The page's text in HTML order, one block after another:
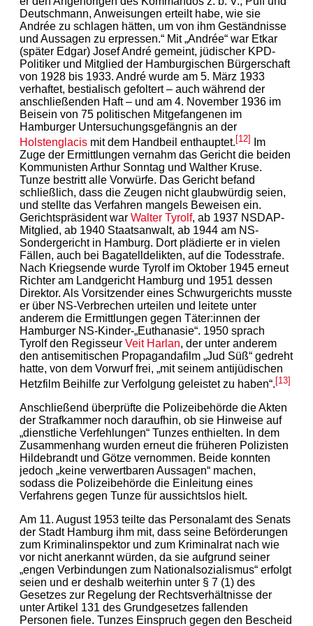
Deutschmann, Anweisungen erteilt habe, wie sie
Andrée zu schlagen hätten, um von ihm Geständnisse
und Aussagen zu erpressen.“ Mit „Andrée“ war Etkar
(später Edgar) Josef André gemeint, jüdischer KPD-
Politiker und Mitglied der Hamburgischen Bürgerschaft
von 1928 bis 1933. André wurde am 5. März 1933
verhaftet, bestialisch gefoltert – auch während der
anschließenden Haft – und am 4. November 1936 im
Beisein von 75 politischen Mitgefangenen im
Hamburger Untersuchungsgefängnis an der
Holstenglacis mit dem Handbeil enthauptet. [12]
Im
Zuge der Ermittlungen vernahm das Gericht die beiden
Kommunisten Arthur Sonntag und Walther Kruse.
Tunze bestritt alle Vorwürfe. Das Gericht befand
schließlich, dass die Zeugen nicht glaubwürdig seien,
und stellte das Verfahren mangels Beweisen ein.
Gerichtspräsident war Walter Tyrolf, ab 1937 NSDAP-
Mitglied, ab 1940 Staatsanwalt, ab 1944 am NS-
Sondergericht in Hamburg. Dort plädierte er in vielen
Fällen, auch bei Bagatelldelikten, auf die Todesstrafe.
Nach Kriegsende wurde Tyrolf im Oktober 1945 erneut
Richter am Landgericht Hamburg und 1951 dessen
Direktor. Als Vorsitzender eines Schwurgerichts musste
er über NS-Verbrechen urteilen und leitete unter
anderem die Ermittlungen gegen Täter:innen der
Hamburger NS-Kinder-„Euthanasie“. 1950 sprach
Tyrolf den Regisseur Veit Harlan, der unter anderem
den antisemitischen Propagandafilm „Jud Süß“ gedreht
hatte, von dem Vorwurf frei, „mit seinem antijüdischen
Hetzfilm Beihilfe zur Verfolgung geleistet zu haben“. [13]
Anschließend überprüfte die Polizeibehörde die Akten
der Strafkammer noch daraufhin, ob sie Hinweise auf
„dienstliche Verfehlungen“ Tunzes enthielten. In dem
Zusammenhang wurden erneut die früheren Polizisten
Hildebrandt und Götze vernommen. Beide konnten
jedoch „keine verwertbaren Aussagen“ machen,
sodass die Polizeibehörde die Einleitung eines
Verfahrens gegen Tunze für aussichtslos hielt.
Am 11. August 1953 teilte das Personalamt des Senats
der Stadt Hamburg ihm mit, dass seine Beförderungen
zum Kriminalinspektor und zum Kriminalrat nach wie
vor nicht anerkannt würden, da sie aufgrund seiner
„engen Verbindungen zum Nationalsozialismus“ erfolgt
seien und er deshalb weiterhin unter § 7 (1) des
Gesetzes zur Regelung der Rechtsverhältnisse der
unter Artikel 131 des Grundgesetzes fallenden
Personen fiele. Tunzes Einspruch gegen den Bescheid